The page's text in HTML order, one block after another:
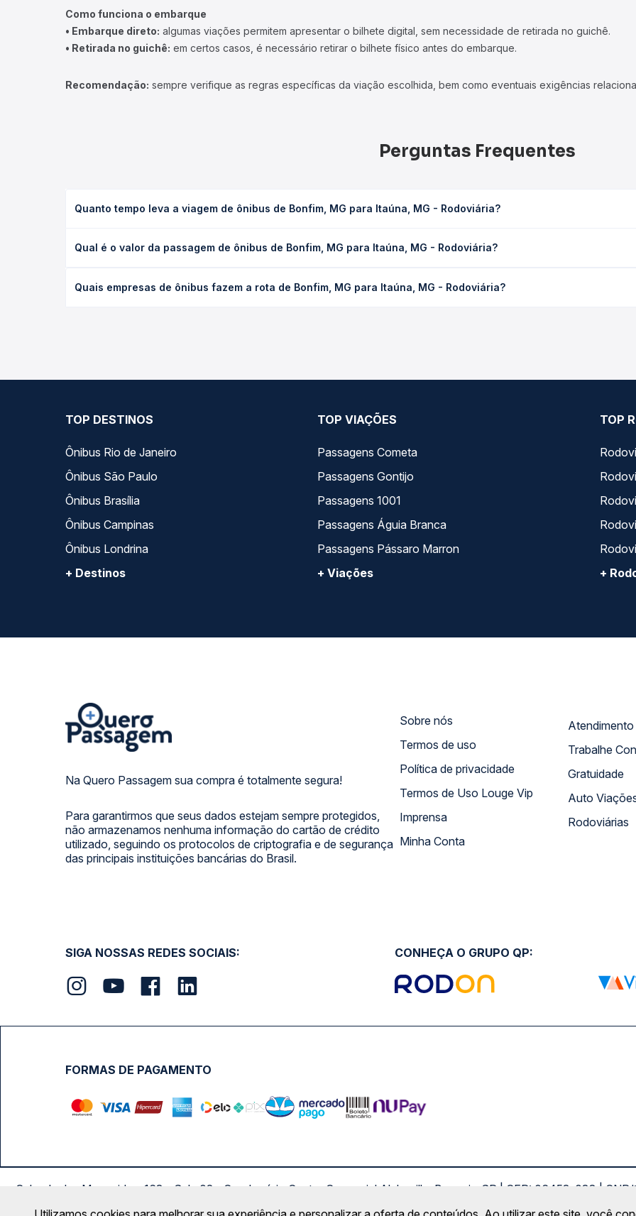
Como funciona o embarque
• Embarque direto: algumas viações permitem apresentar o bilhete digital, sem necessidade de retirada no guichê.
• Retirada no guichê: em certos casos, é necessário retirar o bilhete físico antes do embarque.
Recomendação: sempre verifique as regras específicas da viação escolhida, bem como eventuais exigências
Perguntas Frequentes
Quanto tempo leva a viagem de ônibus de Bonfim, MG para Itaúna, MG - Rodoviária?
ou leito) e as condições de tráfego. Na Quero Passagem você consulta os horários disponíveis e vê a duração exata
Qual é o valor da passagem de ônibus de Bonfim, MG para Itaúna, MG - Rodoviária?
a antecedência da compra. Na Quero Passagem você compara os preços de todas as viações em tempo real e
Quais empresas de ônibus fazem a rota de Bonfim, MG para Itaúna, MG - Rodoviária?
TOP DESTINOS
Ônibus Rio de Janeiro
Ônibus São Paulo
Ônibus Brasília
Ônibus Campinas
Ônibus Londrina
+ Destinos
TOP VIAÇÕES
Passagens Cometa
Passagens Gontijo
Passagens 1001
Passagens Águia Branca
Passagens Pássaro Marron
+ Viações
TOP
+
Na Quero Passagem sua compra é totalmente segura!
Para garantirmos que seus dados estejam sempre protegidos,
não armazenamos nenhuma informação do cartão de crédito
utilizado, seguindo os protocolos de criptografia e de segurança
das principais instituições bancárias do Brasil.
Sobre nós
Termos de uso
Política de privacidade
Termos de Uso Louge Vip
Imprensa
Minha Conta
Trabalhe
Gratuidade
Auto
Rodoviárias
SIGA NOSSAS REDES SOCIAIS: CONHEÇA O GRUPO QP:
FORMAS DE PAGAMENTO
Calçada das Margaridas, 163 - Sala 02 - Condomínio Centro Comercial Alphaville, Barueri - SP | CEP: 06453-038 |
Copyright 2026 © QueroPassagem.com.br